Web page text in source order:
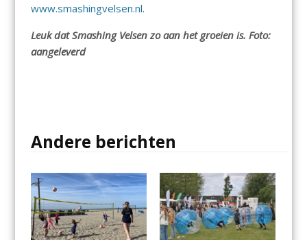
www.smashingvelsen.nl.
Leuk dat Smashing Velsen zo aan het groeien is. Foto:
aangeleverd
Andere berichten